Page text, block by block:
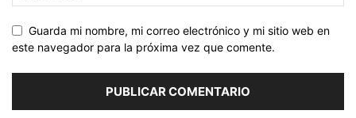
Guarda mi nombre, mi correo electrónico y mi sitio web en
este navegador para la próxima vez que comente.